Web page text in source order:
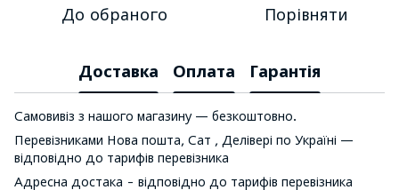
До обраного Порівняти
Доставка Оплата Гарантія
Самовивіз з нашого магазину — безкоштовно.
Перевізниками Нова пошта, Сат , Делівері по Україні —
відповідно до тарифів перевізника
Адресна достака - відповідно до тарифів перевізника